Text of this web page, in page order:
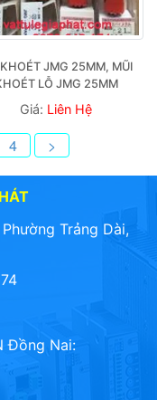
JMG 25MM, MŨI
LỖ JMG 25MM
Giá: Liên Hệ
4 >
Trảng Dài,
Đồng Nai: